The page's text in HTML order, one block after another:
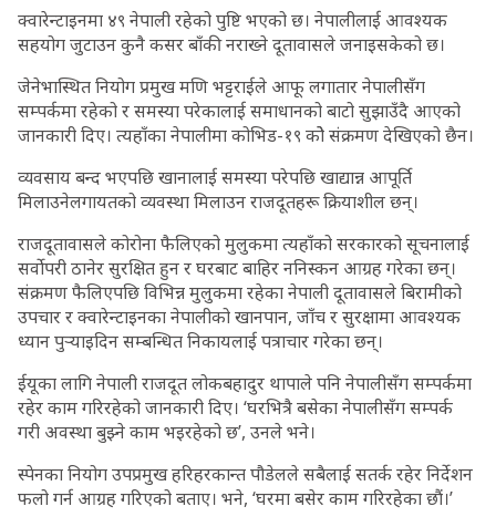
क्वारेन्टाइनमा ४९ नेपाली रहेको पुष्टि भएको छ। नेपालीलाई आवश्यक
सहयोग जुटाउन कुनै कसर बाँकी नराख्ने दूतावासले जनाइसकेको छ।
जेनेभास्थित नियोग प्रमुख मणि भट्टराईले आफू लगातार नेपालीसँग
सम्पर्कमा रहेको र समस्या परेकालाई समाधानको बाटो सुझाउँदै आएको
जानकारी दिए। त्यहाँका नेपालीमा कोभिड-१९ कोे संक्रमण देखिएको छैन।
व्यवसाय बन्द भएपछि खानालाई समस्या परेपछि खाद्यान्न आपूर्ति
मिलाउनेलगायतको व्यवस्था मिलाउन राजदूतहरू क्रियाशील छन्।
राजदूतावासले कोरोना फैलिएको मुलुकमा त्यहाँको सरकारको सूचनालाई
सर्वोपरी ठानेर सुरक्षित हुन र घरबाट बाहिर ननिस्कन आग्रह गरेका छन्।
संक्रमण फैलिएपछि विभिन्न मुलुकमा रहेका नेपाली दूतावासले बिरामीको
उपचार र क्वारेन्टाइनका नेपालीको खानपान, जाँच र सुरक्षामा आवश्यक
ध्यान पुर्‍याइदिन सम्बन्धित निकायलाई पत्राचार गरेका छन्।
ईयूका लागि नेपाली राजदूत लोकबहादुर थापाले पनि नेपालीसँग सम्पर्कमा
रहेर काम गरिरहेको जानकारी दिए। ‘घरभित्रै बसेका नेपालीसँग सम्पर्क
गरी अवस्था बुझ्ने काम भइरहेको छ’, उनले भने।
स्पेनका नियोग उपप्रमुख हरिहरकान्त पौडेलले सबैलाई सतर्क रहेर निर्देशन
फलो गर्न आग्रह गरिएको बताए। भने, ‘घरमा बसेर काम गरिरहेका छौं।’